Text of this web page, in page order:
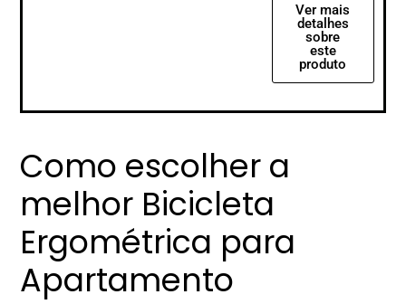
Ver mais
detalhes
sobre
este
produto
Como escolher a
melhor Bicicleta
Ergométrica para
Apartamento